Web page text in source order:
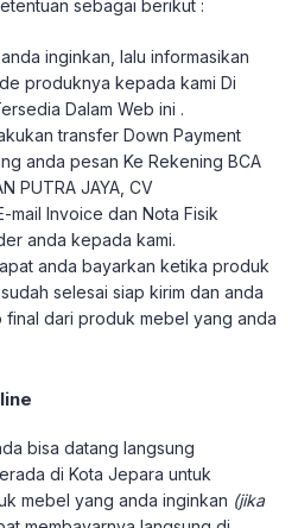
sebagai berikut :
inginkan, lalu informasikan
produknya kepada kami Di
Dalam Web ini .
transfer Down Payment
anda pesan Ke Rekening BCA
PUTRA JAYA, CV
mail Invoice dan Nota Fisik
anda kepada kami.
anda bayarkan ketika produk
selesai siap kirim dan anda
dari produk mebel yang anda
bisa datang langsung
di Kota Jepara untuk
mebel yang anda inginkan (jika